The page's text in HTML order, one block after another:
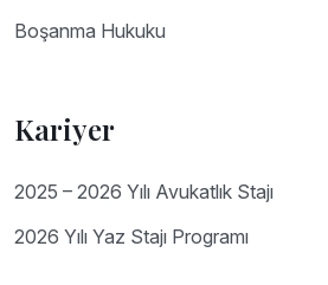
Boşanma Hukuku
Kariyer
2025 – 2026 Yılı Avukatlık Stajı
2026 Yılı Yaz Stajı Programı